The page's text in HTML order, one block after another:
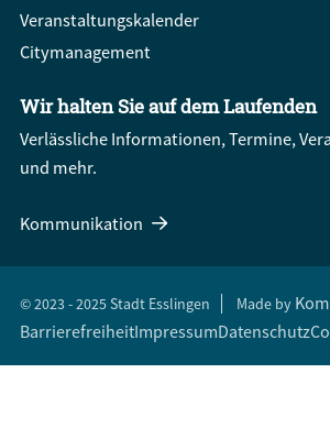
Veranstaltungskalender
Citymanagement
Wir halten Sie auf dem Laufenden
Verlässliche Informationen, Termine,
und mehr.
Kommunikation
© 2023 - 2025 Stadt Esslingen Made by
BarrierefreiheitImpressumDatenschutz